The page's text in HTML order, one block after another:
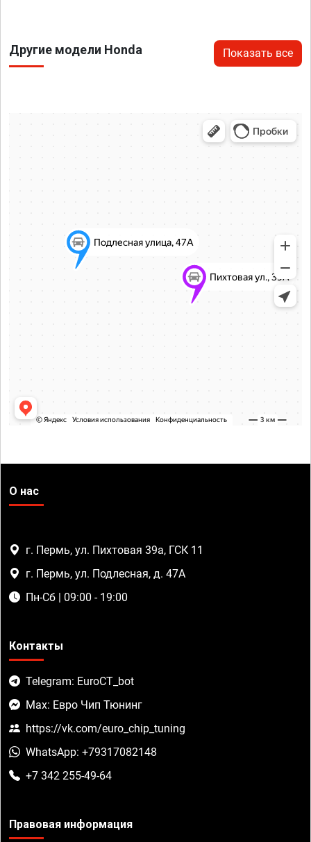
Другие модели Honda Показать все
О нас
г. Пермь, ул. Пихтовая 39а, ГСК 11
г. Пермь, ул. Подлесная, д. 47А
Пн-Сб | 09:00 - 19:00
Контакты
Telegram: EuroCT_bot
Max: Евро Чип Тюнинг
https://vk.com/euro_chip_tuning
WhatsApp: +79317082148
+7 342 255-49-64
Правовая информация